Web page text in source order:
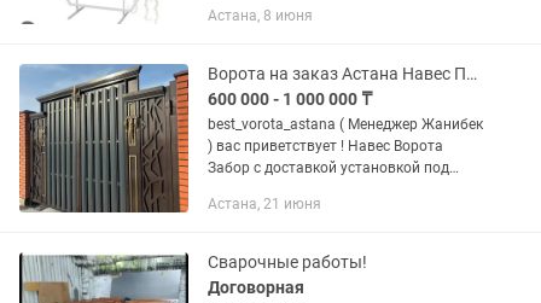
небольших строений,
решетки, стеллажи, гаражи,...
Астана, 8 июня
Ворота на заказ Астана Навес Перила Двери Ковка
600 000 - 1 000 000 ₸
best_vorota_astana ( Менеджер Жанибек
) вас приветствует ! Навес Ворота
Забор с доставкой установкой под
производствам кованных
Астана, 21 июня
Сварочные работы!
Договорная